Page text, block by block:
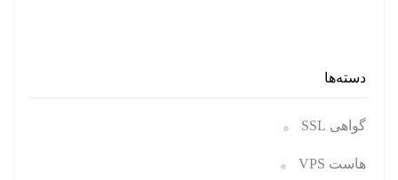
دسته‌ها
گواهی SSL
هاست VPS